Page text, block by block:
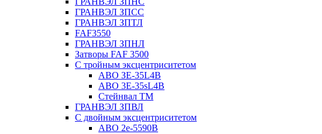
ГРАНВЭЛ ЗПСС
ГРАНВЭЛ ЗПТЛ
FAF3550
ГРАНВЭЛ ЗПНЛ
Затворы FAF 3500
С тройным эксцентриситетом
ABO ЗE-35L4B
ABO 3E-35sL4B
Стейнвал ТМ
ГРАНВЭЛ ЗПВЛ
С двойным эксцентриситетом
ABO 2e-5590B